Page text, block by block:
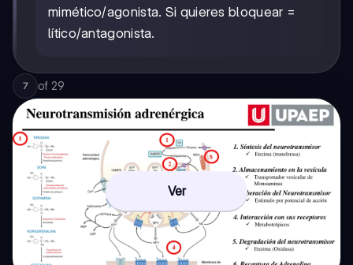
mimético/agonista. Si quieres bloquear =
lítico/antagonista.
7 of 29
Ver